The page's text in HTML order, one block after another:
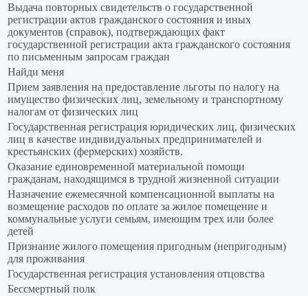
Выдача повторных свидетельств о государственной
регистрации актов гражданского состояния и иных
документов (справок), подтверждающих факт
государственной регистрации акта гражданского состояния
по письменным запросам граждан
Найди меня
Прием заявления на предоставление льготы по налогу на
имущество физических лиц, земельному и транспортному
налогам от физических лиц
Государственная регистрация юридических лиц, физических
лиц в качестве индивидуальных предпринимателей и
крестьянских (фермерских) хозяйств.
Оказание единовременной материальной помощи
гражданам, находящимся в трудной жизненной ситуации
Назначение ежемесячной компенсационной выплаты на
возмещение расходов по оплате за жилое помещение и
коммунальные услуги семьям, имеющим трех или более
детей
Признание жилого помещения пригодным (непригодным)
для проживания
Государственная регистрация установления отцовства
Бессмертный полк